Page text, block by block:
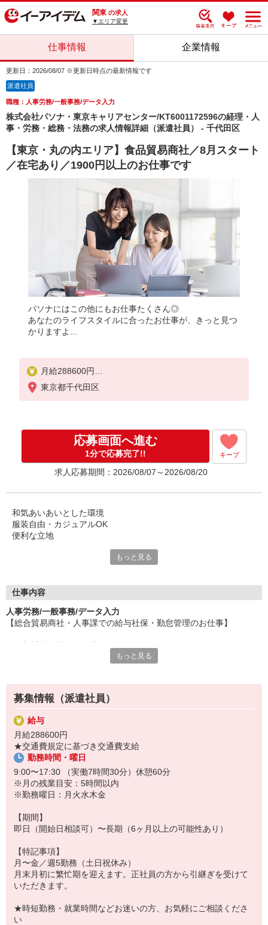
関東 の求人
▼エリア変更
仕事情報 企業情報
更新日：2026/08/07 ※更新日時点の最新情報です
派遣社員
職種：人事労務/一般事務/データ入力
株式会社パソナ・東京キャリアセンター/KT6001172596の経理・人
事・労務・総務・法務の求人情報詳細（派遣社員） - 千代田区
【東京・丸の内エリア】食品貿易商社／8月スタート
／在宅あり／1900円以上のお仕事です
パソナにはこの他にもお仕事たくさん◎
あなたのライフスタイルに合ったお仕事が、きっと見つ
かりますよ...
月給288600円
★交通費規定に基づき交通費支給
東京都千代田区
応募画面へ進む
1分で応募完了!! キープ
求人応募期間：2026/08/07～2026/08/20
和気あいあいとした環境
服装自由・カジュアルOK
便利な立地
『パソナ』ならではの3つメリットで、
☆安心して働きやすい環境！
充実の待遇で働きやすさバツグン！
経験豊かなキャリアコーチによる
キャリアステッププログラムで、
☆豊富な福利厚生をご用意！
気軽に相談できる相談窓口や定期健康診断、
利用が無料の保育園完備(淡路島、東京/青山)などでサポート
もっと見る
仕事内容
人事労務/一般事務/データ入力
【総合貿易商社・人事課での給与社保・勤怠管理のお仕事】
◇年末調整
◇社員情報整理・マニュアル作成
※従業員数170名
≪おすすめポイント♪≫
＊和やかで質問しやすい雰囲気♪
＊同業務担当者がいて安心！
＊週4日もOK！（その場合在宅は応相談）・時短もOK！
＊業務習熟後は週1日在宅相談可！
もっと見る
募集情報（派遣社員）
給与
月給288600円
★交通費規定に基づき交通費支給
勤務時間・曜日
9:00〜17:30 （実働7時間30分）休憩60分
※月の残業目安：5時間以内
※勤務曜日：月火水木金
【期間】
即日（開始日相談可）〜長期（6ヶ月以上の可能性あり）
【特記事項】
月〜金／週5勤務（土日祝休み）
月末月初に繁忙期を迎えます。正社員の方から引継ぎを受けて
いただきます。
★時短勤務・就業時間などお迷いの方、お気軽にご相談くださ
い